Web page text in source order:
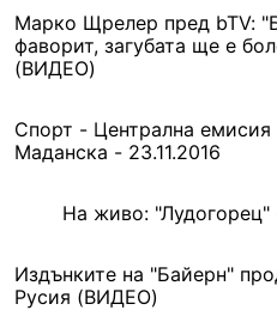
Марко Щрелер пред bTV:
фаворит, загубата ще е
(ВИДЕО)
Спорт - Централна емисия
Маданска - 23.11.2016
На живо: "Лудогорец"
Издънките на "Байерн"
Русия (ВИДЕО)